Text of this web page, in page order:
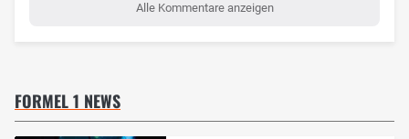
Alle Kommentare anzeigen
FORMEL 1 NEWS